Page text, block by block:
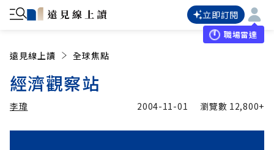
立即訂閱
職場雷達
遠見線上讀 全球焦點
經濟觀察站
李瑋 2004-11-01 瀏覽數 12,800+